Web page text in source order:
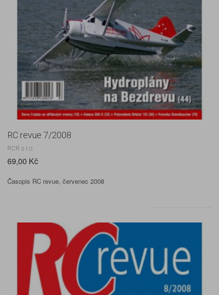
RC revue 7/2008
RCR s.r.o.
69,00 Kč
Časopis RC revue, červenec 2008